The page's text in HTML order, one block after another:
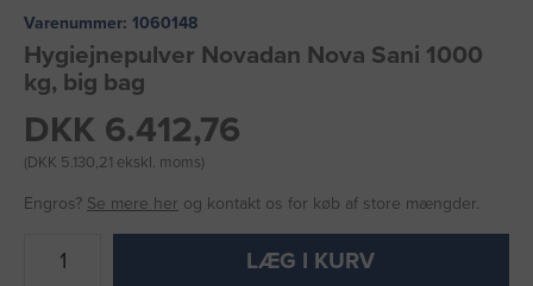
Varenummer: 1060148
Hygiejnepulver Novadan Nova Sani 1000
kg, big bag
DKK 6.412,76
(DKK 5.130,21 ekskl. moms)
Engros? Se mere her og kontakt os for køb af store mængder.
LÆG I KURV